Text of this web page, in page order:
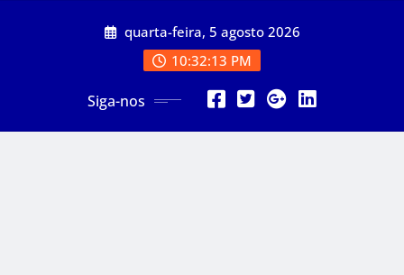
quarta-feira, 5 agosto 2026
10:32:14 PM
Siga-nos